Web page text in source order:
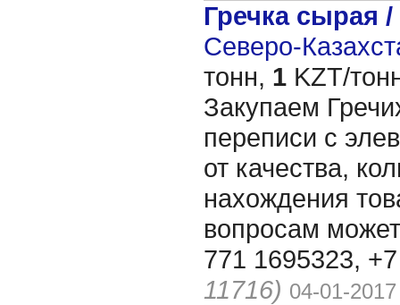
Гречка сырая /
Северо-
тонн, 1 KZT/
Закупаем
переписи с
от качества,
нахождения
вопросам
771 1695323,
11716) 04-01-2017